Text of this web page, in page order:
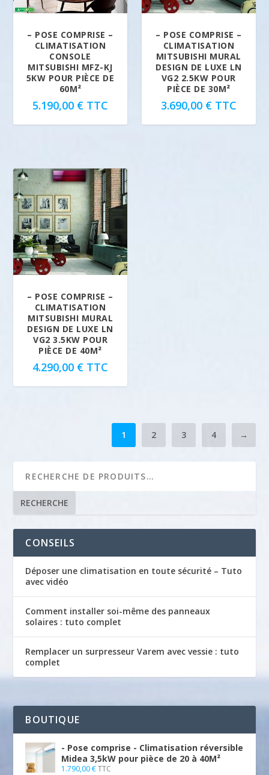
– POSE COMPRISE –
CLIMATISATION
CONSOLE
MITSUBISHI MFZ-KJ
5KW POUR PIÈCE DE
60M²
5.190,00 € TTC
5.00
– POSE COMPRISE –
CLIMATISATION
MITSUBISHI MURAL
DESIGN DE LUXE LN
VG2 2.5KW POUR
PIÈCE DE 30M²
3.690,00 € TTC
– POSE COMPRISE –
CLIMATISATION
MITSUBISHI MURAL
DESIGN DE LUXE LN
VG2 3.5KW POUR
PIÈCE DE 40M²
4.290,00 € TTC
1 2 3 4 →
RECHERCHE
CONSEILS
Déposer une climatisation en toute sécurité – Tuto
avec vidéo
Comment installer soi-même des panneaux
solaires : tuto complet
Remplacer un surpresseur Varem avec vessie : tuto
complet
BOUTIQUE
- Pose comprise - Climatisation réversible
Midea 3,5kW pour pièce de 20 à 40M²
1.790,00€ TTC